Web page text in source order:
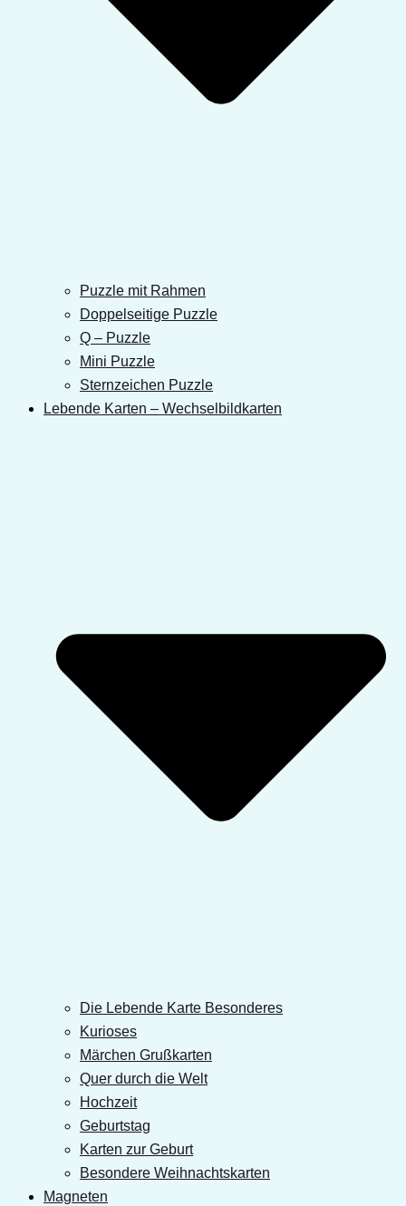
Puzzle mit Rahmen
Doppelseitige Puzzle
Q – Puzzle
Mini Puzzle
Sternzeichen Puzzle
Lebende Karten – Wechselbildkarten
Die Lebende Karte Besonderes
Kurioses
Märchen Grußkarten
Quer durch die Welt
Hochzeit
Geburtstag
Karten zur Geburt
Besondere Weihnachtskarten
Magneten